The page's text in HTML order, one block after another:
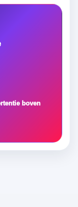
boven